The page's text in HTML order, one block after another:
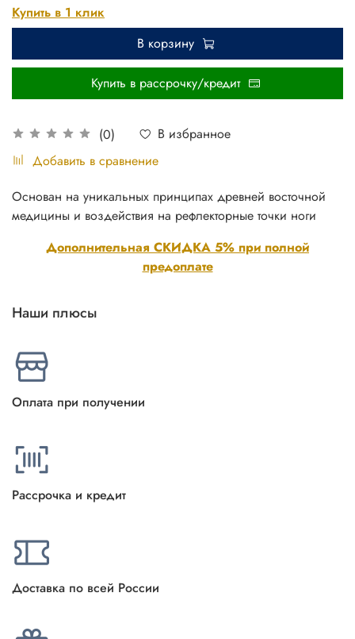
(0)
В избранное
Добавить в сравнение
Купить в 1 клик
В корзину
Купить в рассрочку/кредит
Дополнительная СКИДКА 5% при полной
предоплате
Основан на уникальных принципах древней восточной
медицины и воздействия на рефлекторные точки ноги
Наши плюсы
Оплата при получении
Рассрочка и кредит
Доставка по всей России